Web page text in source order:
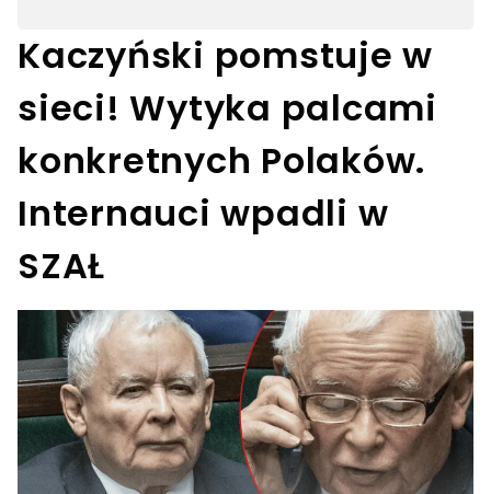
Kaczyński pomstuje w
sieci! Wytyka palcami
konkretnych Polaków.
Internauci wpadli w
SZAŁ